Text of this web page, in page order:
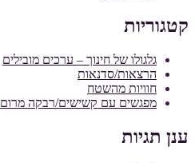
קטגוריות
גלגולו של חינוך – ערכים מובילים
הרצאות/סדנאות
חוויות מהשטח
מפגשים עם קשישים/רבקה מרום
ענן תגיות